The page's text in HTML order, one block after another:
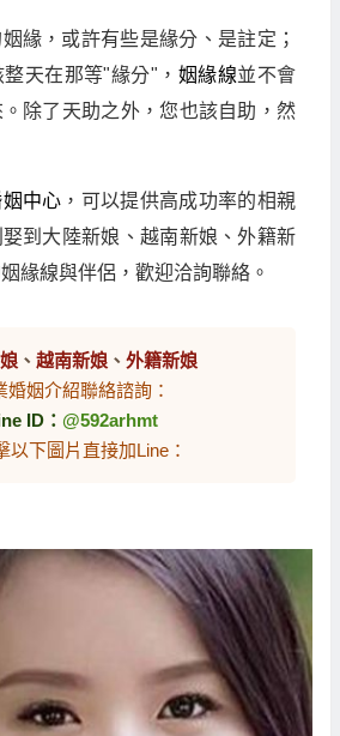
緣，或許有些是緣分、是註定；
天在那等"緣分"， 姻緣線並不會
除了天助之外，您也該自助，然
中心 ，可以提供高成功率的相親
到大陸新娘、越南新娘、外籍新
緣線與伴侶，歡迎洽詢聯絡。
、 越南新娘、 外籍新娘
婚姻介紹聯絡諮詢：
ID： @592arhmt
以下圖片直接加Line：